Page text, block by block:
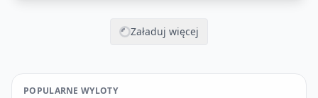
Załaduj więcej
POPULARNE WYLOTY